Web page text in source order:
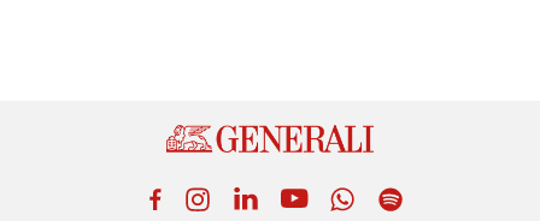
Facebook
Instagram
LinkedIn
YouTubeWhatsApp